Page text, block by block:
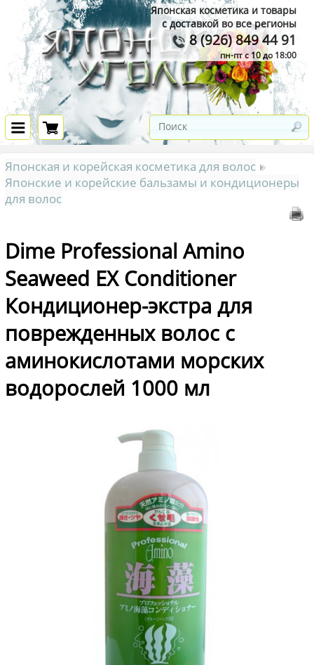
Японская косметика и товары
с доставкой во все регионы
8 (926) 849 44 91
пн-пт с 10 до 18:00
Японская и корейская косметика для волос
Японские и корейские бальзамы и кондиционеры
для волос
Dime Professional Amino
Seaweed EX Conditioner
Кондиционер-экстра для
поврежденных волос с
аминокислотами морских
водорослей 1000 мл